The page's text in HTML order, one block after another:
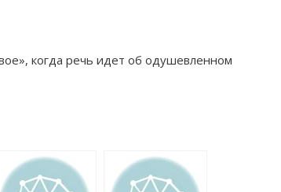
когда речь идет об одушевленном